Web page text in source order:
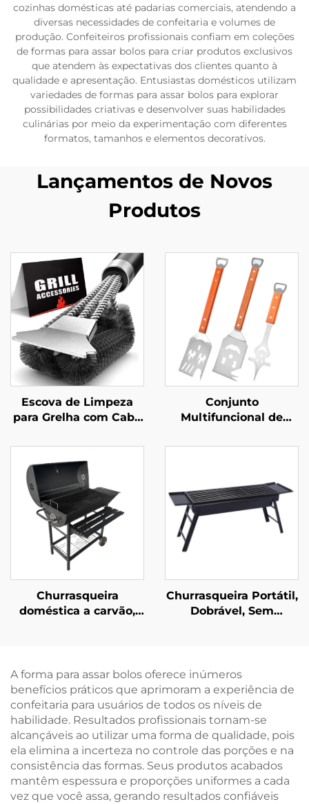
cozinhas domésticas até padarias comerciais, atendendo a
diversas necessidades de confeitaria e volumes de
produção. Confeiteiros profissionais confiam em coleções
de formas para assar bolos para criar produtos exclusivos
que atendem às expectativas dos clientes quanto à
qualidade e apresentação. Entusiastas domésticos utilizam
variedades de formas para assar bolos para explorar
possibilidades criativas e desenvolver suas habilidades
culinárias por meio da experimentação com diferentes
formatos, tamanhos e elementos decorativos.
Lançamentos de Novos
Produtos
Escova de Limpeza
para Grelha com Cabo
Inoxidável e Plástico,
Durável e Reutilizável,
para Churrasco e
Forno
Conjunto
Multifuncional de
Churrasco em Aço
Madeira para
Churrasco ao Ar Livre
Churrasqueira
doméstica a carvão,
grande churrasqueira
para pátio ou varanda
Churrasqueira Portátil,
Dobrável, Sem
por Atacado,
Personalizável, Forno
para Assar Carnes,
Fogareiro Compacto
A forma para assar bolos oferece inúmeros
benefícios práticos que aprimoram a experiência de
confeitaria para usuários de todos os níveis de
habilidade. Resultados profissionais tornam-se
alcançáveis ao utilizar uma forma de qualidade, pois
ela elimina a incerteza no controle das porções e na
consistência das formas. Seus produtos acabados
mantêm espessura e proporções uniformes a cada
vez que você assa, gerando resultados confiáveis